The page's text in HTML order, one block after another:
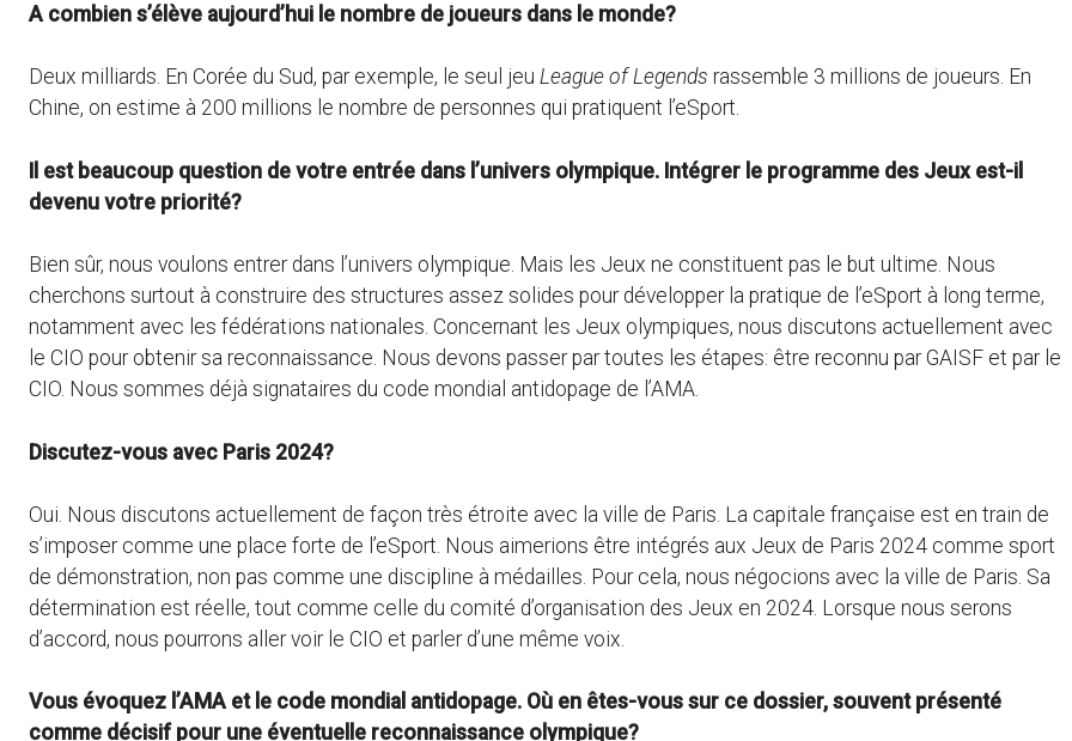
A combien s’élève aujourd’hui le nombre de joueurs dans le monde?
Deux milliards. En Corée du Sud, par exemple, le seul jeu League of Legends rassemble 3 millions de joueurs. En
Chine, on estime à 200 millions le nombre de personnes qui pratiquent l’eSport.
Il est beaucoup question de votre entrée dans l’univers olympique. Intégrer le programme des Jeux est-il
devenu votre priorité?
Bien sûr, nous voulons entrer dans l’univers olympique. Mais les Jeux ne constituent pas le but ultime. Nous
cherchons surtout à construire des structures assez solides pour développer la pratique de l’eSport à long terme,
notamment avec les fédérations nationales. Concernant les Jeux olympiques, nous discutons actuellement avec
le CIO pour obtenir sa reconnaissance. Nous devons passer par toutes les étapes: être reconnu par GAISF et par le
CIO. Nous sommes déjà signataires du code mondial antidopage de l’AMA.
Discutez-vous avec Paris 2024?
Oui. Nous discutons actuellement de façon très étroite avec la ville de Paris. La capitale française est en train de
s’imposer comme une place forte de l’eSport. Nous aimerions être intégrés aux Jeux de Paris 2024 comme sport
de démonstration, non pas comme une discipline à médailles. Pour cela, nous négocions avec la ville de Paris. Sa
détermination est réelle, tout comme celle du comité d’organisation des Jeux en 2024. Lorsque nous serons
d’accord, nous pourrons aller voir le CIO et parler d’une même voix.
Vous évoquez l’AMA et le code mondial antidopage. Où en êtes-vous sur ce dossier, souvent présenté
comme décisif pour une éventuelle reconnaissance olympique?